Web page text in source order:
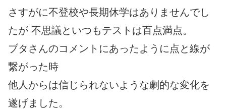
さすがに不登校や長期休学はありませんでし
たが 不思議といつもテストは百点満点。
ブタさんのコメントにあったように点と線が
繋がった時
他人からは信じられないような劇的な変化を
遂げました。